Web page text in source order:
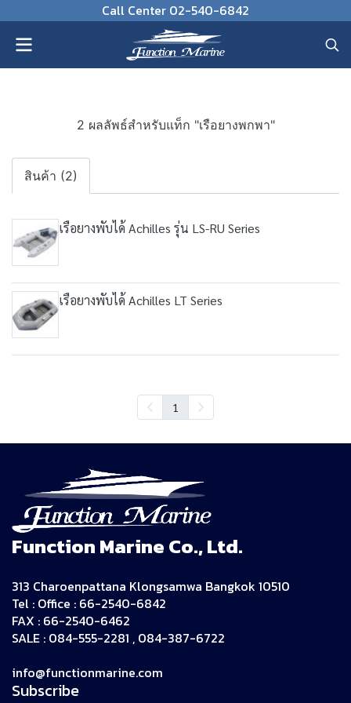
Call Center 02-540-6842
2 ผลลัพธ์สำหรับแท็ก "เรือยางพกพา"
สินค้า (2)
เรือยางพับได้ Achilles รุ่น LS-RU Series
เรือยางพับได้ Achilles LT Series
1
Function Marine Co., Ltd.
313 Charoenpattana Klongsamwa Bangkok 10510
Tel : Office : 66-2540-6842
FAX : 66-2540-6462
SALE : 084-555-2281 , 084-387-6722
info@functionmarine.com
Subscribe